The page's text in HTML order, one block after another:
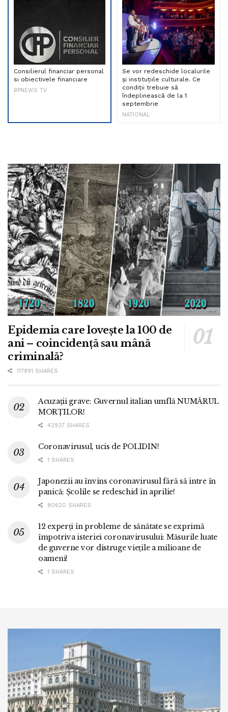
Consilierul financiar personal
si obiectivele financiare
BPNEWS TV
Se vor redeschide localurile
și instituțiile culturale. Ce
condiții trebuie să
îndeplinească de la 1
septembrie
NATIONAL
Epidemia care lovește la 100 de
ani – coincidență sau mână
criminală?
117891 SHARES
Acuzații grave: Guvernul italian umflă NUMĂRUL
MORȚILOR!
42937 SHARES
Coronavirusul, ucis de POLIDIN!
1 SHARES
Japonezii au învins coronavirusul fără să intre în
panică: Școlile se redeschid în aprilie!
80620 SHARES
12 experți în probleme de sănătate se exprimă
împotriva isteriei coronavirusului: Măsurile luate
de guverne vor distruge viețile a milioane de
oameni!
1 SHARES